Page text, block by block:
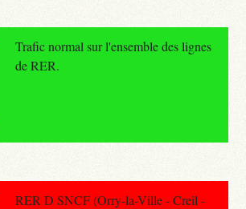
Trafic normal sur l'ensemble des lignes
de RER.
RER D SNCF (Orry-la-Ville - Creil -